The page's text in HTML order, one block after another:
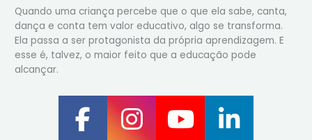
Quando uma criança percebe que o que ela sabe, canta,
dança e conta tem valor educativo, algo se transforma.
Ela passa a ser protagonista da própria aprendizagem. E
esse é, talvez, o maior feito que a educação pode
alcançar.